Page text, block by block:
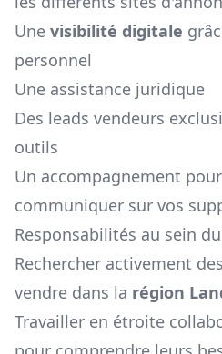
Une visibilité digitale
personnel
Une assistance juridique
Des leads vendeurs
outils
Un accompagnement
communiquer sur vos
Responsabilités au sein
Rechercher activement
vendre dans la région
Travailler en étroite